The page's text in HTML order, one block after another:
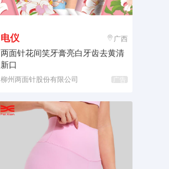
电仪 广西
两面针花间笑牙膏亮白牙齿去黄清
新口
柳州两面针股份有限公司 广告